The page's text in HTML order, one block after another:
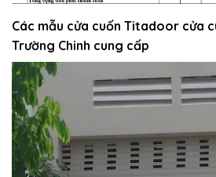
Các mẫu cửa cuốn Titadoor cửa
Trường Chinh cung cấp